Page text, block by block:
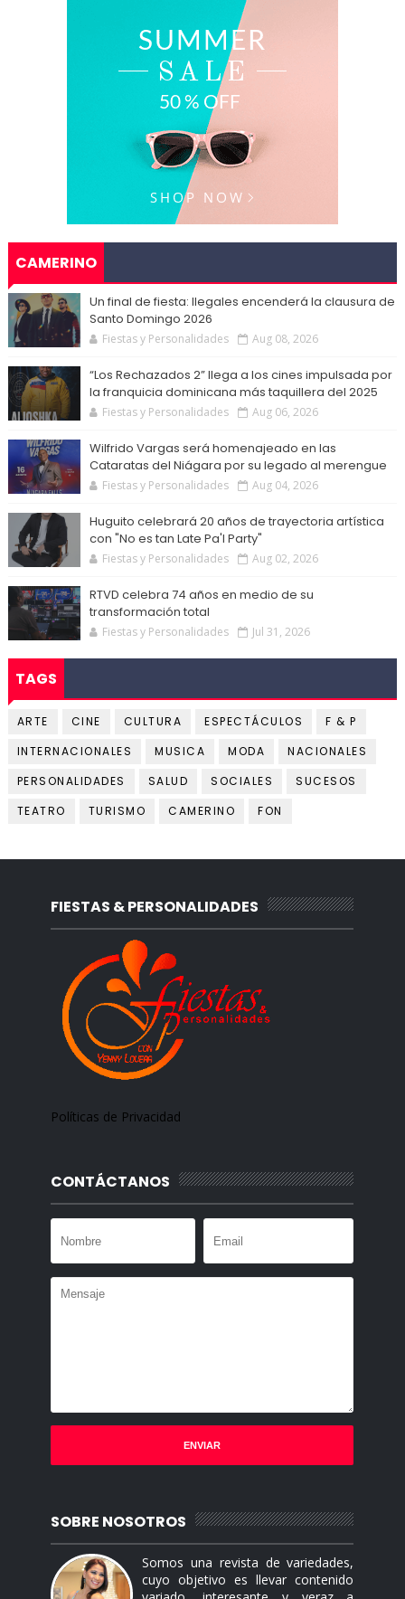
CAMERINO
Un final de fiesta: Ilegales encenderá la clausura de
Santo Domingo 2026
Fiestas y Personalidades Aug 08, 2026
“Los Rechazados 2” llega a los cines impulsada por
la franquicia dominicana más taquillera del 2025
Fiestas y Personalidades Aug 06, 2026
Wilfrido Vargas será homenajeado en las
Cataratas del Niágara por su legado al merengue
Fiestas y Personalidades Aug 04, 2026
Huguito celebrará 20 años de trayectoria artística
con "No es tan Late Pa'l Party"
Fiestas y Personalidades Aug 02, 2026
RTVD celebra 74 años en medio de su
transformación total
Fiestas y Personalidades Jul 31, 2026
TAGS
ARTE CINE CULTURA ESPECTÁCULOS
F & P
INTERNACIONALES
MUSICA MODA
NACIONALES
PERSONALIDADES
SALUD SOCIALES
SUCESOS
TEATRO
TURISMO CAMERINO FON
FIESTAS & PERSONALIDADES
Políticas de Privacidad
CONTÁCTANOS
SOBRE NOSOTROS
Somos una revista de variedades,
cuyo objetivo es llevar contenido